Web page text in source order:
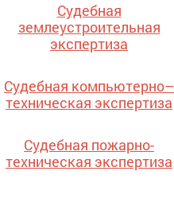
Судебная
землеустроительная
экспертиза
Судебная компьютерно–
техническая экспертиза
Судебная пожарно-
техническая экспертиза